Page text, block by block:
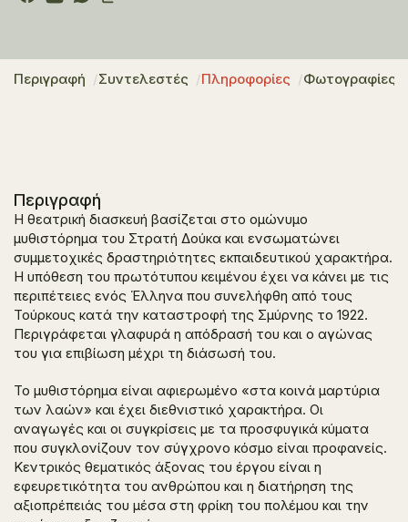
Περιγραφή Συντελεστές Πληροφορίες Φωτογραφίες
Περιγραφή
Η θεατρική διασκευή βασίζεται στο ομώνυμο
μυθιστόρημα του Στρατή Δούκα και ενσωματώνει
συμμετοχικές δραστηριότητες εκπαιδευτικού χαρακτήρα.
Η υπόθεση του πρωτότυπου κειμένου έχει να κάνει με τις
περιπέτειες ενός Έλληνα που συνελήφθη από τους
Τούρκους κατά την καταστροφή της Σμύρνης το 1922.
Περιγράφεται γλαφυρά η απόδρασή του και ο αγώνας
του για επιβίωση μέχρι τη διάσωσή του.
Το μυθιστόρημα είναι αφιερωμένο «στα κοινά μαρτύρια
των λαών» και έχει διεθνιστικό χαρακτήρα. Οι
αναγωγές και οι συγκρίσεις με τα προσφυγικά κύματα
που συγκλονίζουν τον σύγχρονο κόσμο είναι προφανείς.
Κεντρικός θεματικός άξονας του έργου είναι η
εφευρετικότητα του ανθρώπου και η διατήρηση της
αξιοπρέπειάς του μέσα στη φρίκη του πολέμου και την